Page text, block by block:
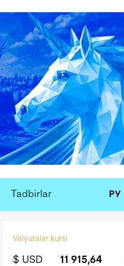
Tadbirlar РУ
Valyutalar kursi
$ USD 11 915,64